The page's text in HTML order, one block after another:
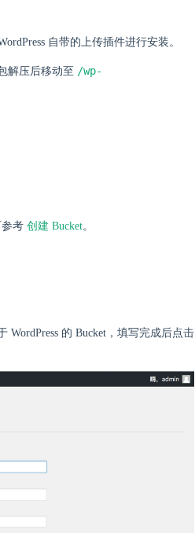
自带的上传插件进行安装。
解压后移动至 /wp-
参考 创建 Bucket。
WordPress 的 Bucket，填写完成后点击